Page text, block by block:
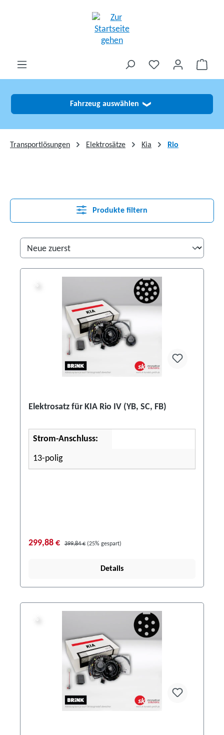
Fahrzeug auswählen ❯
Transportlösungen Elektrosätze Kia Rio
Produkte filtern
Elektrosatz für KIA Rio IV (YB, SC, FB)
Strom-Anschluss:
13-polig
299,88 € 399,84 € (25% gespart)
Details